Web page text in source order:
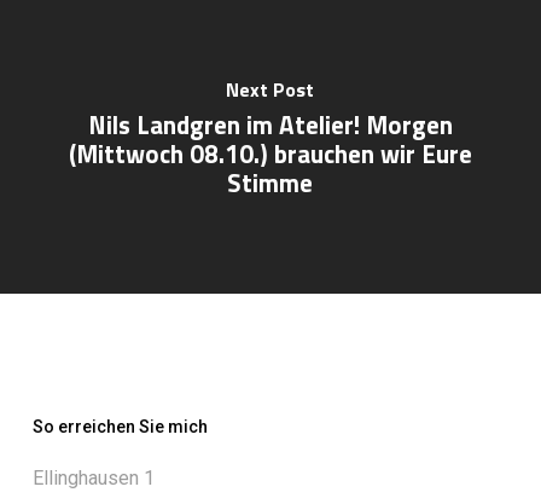
Next Post
Nils Landgren im Atelier! Morgen
(Mittwoch 08.10.) brauchen wir Eure
Stimme
So erreichen Sie mich
Ellinghausen 1